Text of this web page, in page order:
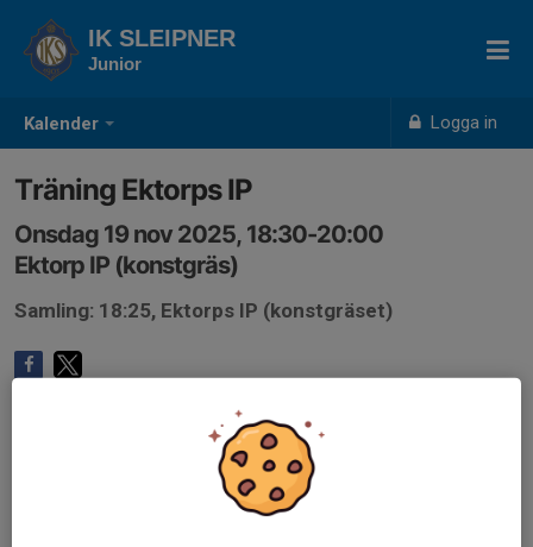
Kalender Logga in
IK SLEIPNER
Junior
Träning Ektorps IP
Onsdag 19 nov 2025, 18:30-20:00
Ektorp IP (konstgräs)
Samling: 18:25, Ektorps IP (konstgräset)